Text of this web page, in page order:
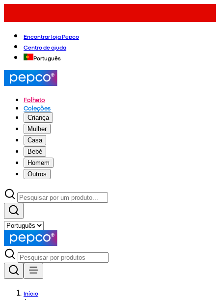
Encontrar loja Pepco
Centro de ajuda
Português
Folheto
Coleções
Criança
Mulher
Casa
Bebé
Homem
Outros
Início